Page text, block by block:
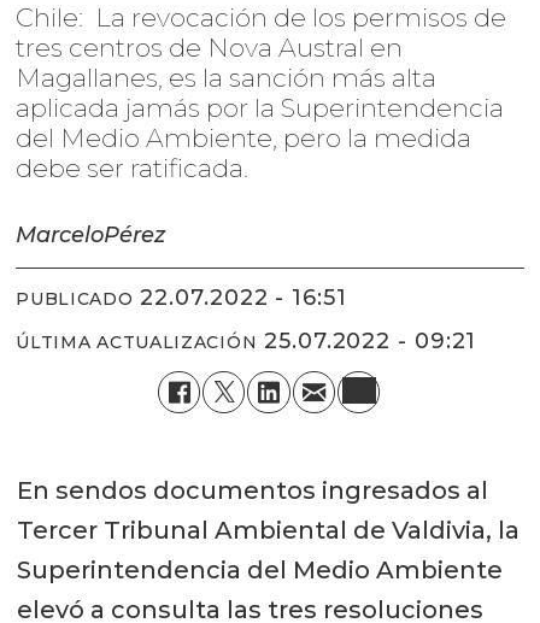
Chile: La revocación de los permisos de
tres centros de Nova Austral en
Magallanes, es la sanción más alta
aplicada jamás por la Superintendencia
del Medio Ambiente, pero la medida
debe ser ratificada.
MarceloPérez
PUBLICADO 22.07.2022 - 16:51
ÚLTIMA ACTUALIZACIÓN 25.07.2022 - 09:21
En sendos documentos ingresados al
Tercer Tribunal Ambiental de Valdivia, la
Superintendencia del Medio Ambiente
elevó a consulta las tres resoluciones